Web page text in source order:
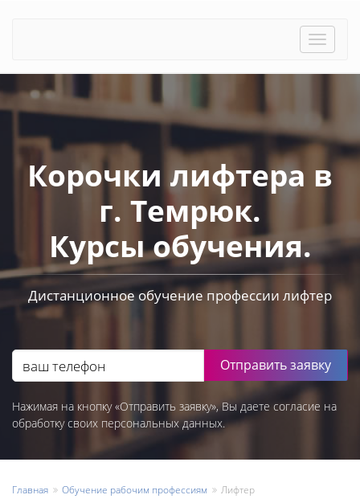
Toggle
Корочки лифтера в
г. Темрюк.
Курсы обучения.
Дистанционное обучение профессии лифтер
Отправить заявку
Нажимая на кнопку «Отправить заявку», Вы даете согласие на
обработку своих персональных данных.
Главная Обучение рабочим профессиям Лифтер